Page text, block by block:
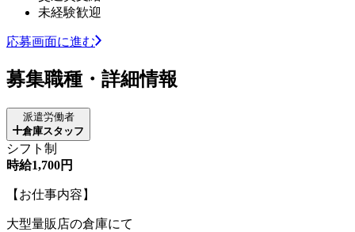
未経験歓迎
応募画面に進む
募集職種・詳細情報
派遣労働者
倉庫スタッフ
シフト制
時給1,700円
【お仕事内容】
大型量販店の倉庫にて